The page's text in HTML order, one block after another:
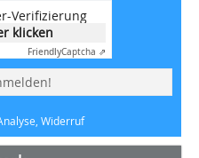
Verifizierung
klicken
FriendlyCaptcha ⇗
Widerruf